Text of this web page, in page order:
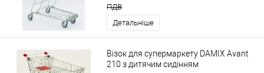
ПДВ
Детальніше
Візок для супермаркету DAMIX Avant
210 з дитячим сидінням